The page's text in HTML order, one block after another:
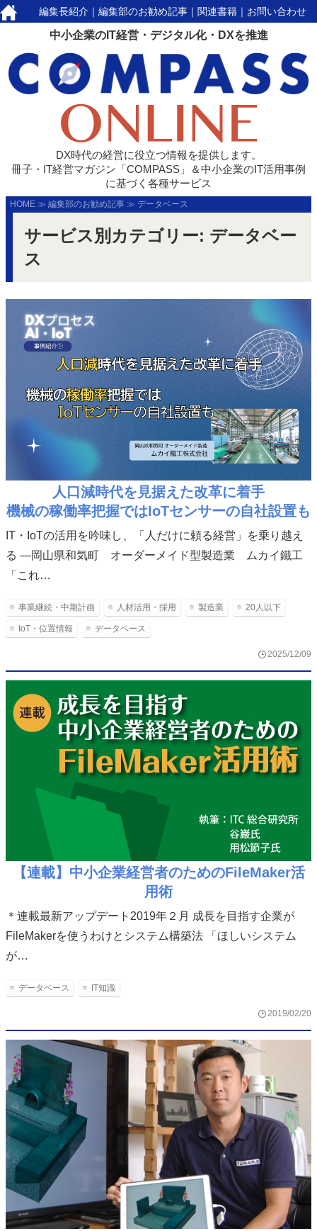
編集長紹介 ｜編集部のお勧め記事 ｜ 関連書籍 ｜ お問い合わせ
中小企業のIT経営・デジタル化・DXを推進
DX時代の経営に役立つ情報を提供します。
冊子・IT経営マガジン「COMPASS」＆中小企業のIT活用事例
に基づく各種サービス
HOME ≫ 編集部のお勧め記事 ≫ データベース
サービス別カテゴリー: データベー
ス
人口減時代を見据えた改革に着手
機械の稼働率把握ではIoTセンサーの自社設置も
IT・IoTの活用を吟味し、「人だけに頼る経営」を乗り越え
る ―岡山県和気町 オーダーメイド型製造業 ムカイ鐵工
「これ…
事業継続・中期計画 人材活用・採用 製造業 20人以下
IoT・位置情報 データベース
2025/12/09
【連載】中小企業経営者のためのFileMaker活
用術
＊連載最新アップデート2019年２月 成長を目指す企業が
FileMakerを使うわけとシステム構築法 「ほしいシステム
が…
データベース IT知識
2019/02/20